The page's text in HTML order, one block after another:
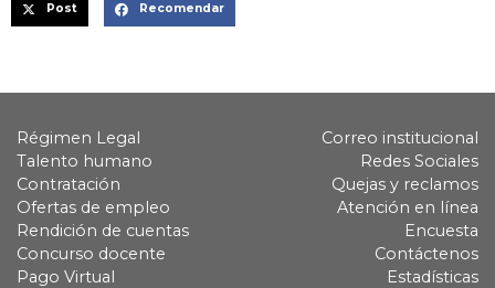
Post Recomendar
Régimen Legal
Talento humano
Contratación
Ofertas de empleo
Rendición de cuentas
Concurso docente
Pago Virtual
Correo institucional
Redes Sociales
Quejas y reclamos
Atención en línea
Encuesta
Contáctenos
Estadísticas